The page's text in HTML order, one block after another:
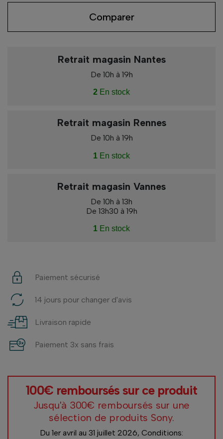
Comparer
Retrait magasin Nantes
De 10h à 19h
2 En stock
Retrait magasin Rennes
De 10h à 19h
1 En stock
Retrait magasin Vannes
De 10h à 13h
De 13h30 à 19h
1 En stock
Paiement sécurisé
14 jours pour changer d'avis
Livraison rapide
Paiement 3x sans frais
100€ remboursés sur ce produit
Jusqu'à 300€ remboursés sur une
sélection de produits Sony.
Du 1er avril au 31 juillet 2026​, Conditions: